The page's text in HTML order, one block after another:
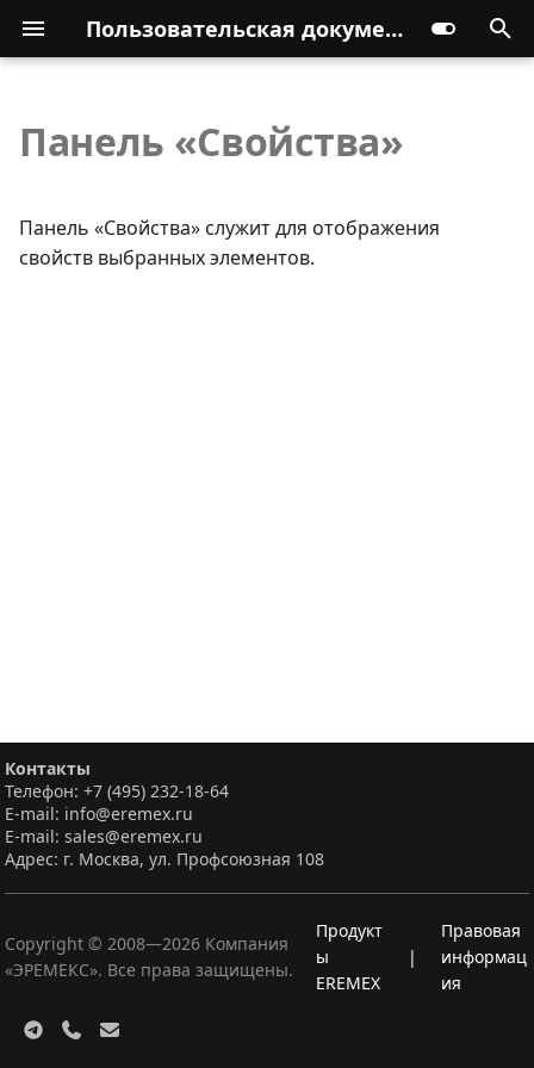
Пользовательская документация
Панель «Свойства»
Панель «Свойства» служит для отображения
свойств выбранных элементов.
Контакты
Телефон: +7 (495) 232-18-64
E-mail: info@eremex.ru
E-mail: sales@eremex.ru
Адрес: г. Москва, ул. Профсоюзная 108
Copyright © 2008—2026 Компания
«ЭРЕМЕКС». Все права защищены.
Продукт
ы
EREMEX
|
Правовая
информац
ия